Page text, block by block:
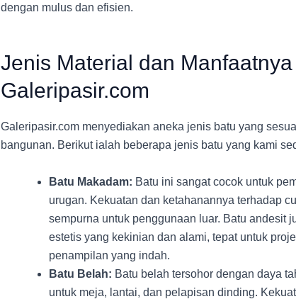
dengan mulus dan efisien.
Jenis Material dan Manfaatnya
Galeripasir.com
Galeripasir.com menyediakan aneka jenis batu yang
bangunan. Berikut ialah beberapa jenis batu yang kami
Batu Makadam: Batu ini sangat cocok untuk
urugan. Kekuatan dan ketahanannya terhadap
sempurna untuk penggunaan luar. Batu andesit
estetis yang kekinian dan alami, tepat untuk
penampilan yang indah.
Batu Belah: Batu belah tersohor dengan daya
untuk meja, lantai, dan pelapisan dinding.